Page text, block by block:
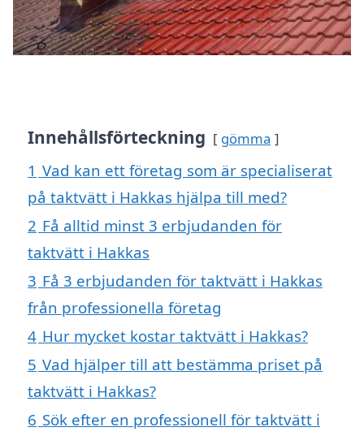
Innehållsförteckning gömma
1 Vad kan ett företag som är specialiserat
på taktvätt i Hakkas hjälpa till med?
2 Få alltid minst 3 erbjudanden för
taktvätt i Hakkas
3 Få 3 erbjudanden för taktvätt i Hakkas
från professionella företag
4 Hur mycket kostar taktvätt i Hakkas?
5 Vad hjälper till att bestämma priset på
taktvätt i Hakkas?
6 Sök efter en professionell för taktvätt i